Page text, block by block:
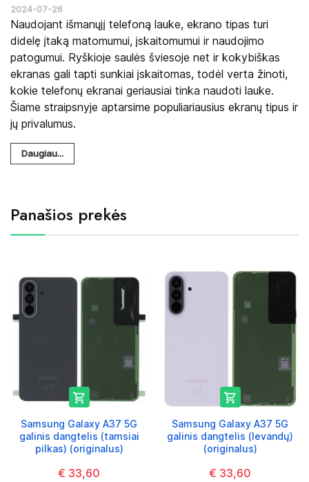
2024-07-26
Naudojant išmanųjį telefoną lauke, ekrano tipas turi
didelę įtaką matomumui, įskaitomumui ir naudojimo
patogumui. Ryškioje saulės šviesoje net ir kokybiškas
ekranas gali tapti sunkiai įskaitomas, todėl verta žinoti,
kokie telefonų ekranai geriausiai tinka naudoti lauke.
Šiame straipsnyje aptarsime populiariausius ekranų tipus ir
jų privalumus.
Daugiau...
Panašios prekės

Samsung Galaxy A37 5G
galinis dangtelis (tamsiai
pilkas) (originalus)
€ 33,60

Samsung Galaxy A37 5G
galinis dangtelis (levandų)
(originalus)
€ 33,60